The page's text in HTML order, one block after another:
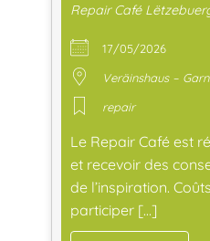
Repair Café
17/05/2026
Veräinshaus –
repair
Le Repair Café est
et recevoir des
de l’inspiration.
participer […]